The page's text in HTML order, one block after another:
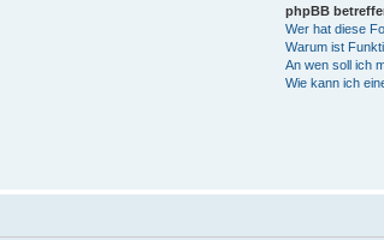
phpBB
Wer hat diese
Warum ist
An wen soll ich
Wie kann ich